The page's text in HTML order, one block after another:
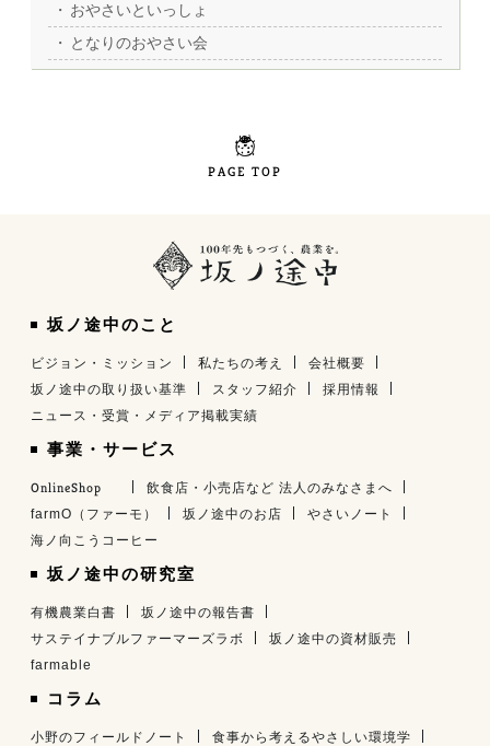
おやさいといっしょ
となりのおやさい会
PAGE TOP
坂ノ途中のこと
ビジョン・ミッション 私たちの考え
会社概要
坂ノ途中の取り扱い基準
スタッフ紹介
採用情報
ニュース・受賞・メディア掲載実績
事業・サービス
OnlineShop
飲食店・小売店など 法人のみなさまへ
farmO（ファーモ）
坂ノ途中のお店
やさいノート
海ノ向こうコーヒー
坂ノ途中の研究室
有機農業白書
坂ノ途中の報告書
サステイナブルファーマーズラボ
坂ノ途中の資材販売
farmable
コラム
小野のフィールドノート 食事から考えるやさしい環境学